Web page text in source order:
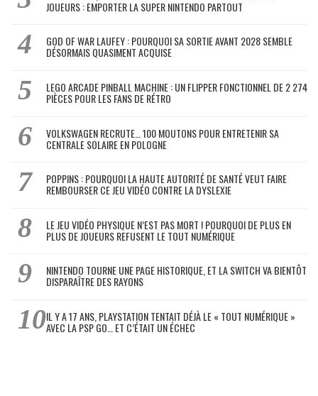
JOUEURS : EMPORTER LA SUPER NINTENDO PARTOUT
GOD OF WAR LAUFEY : POURQUOI SA SORTIE AVANT 2028 SEMBLE
DÉSORMAIS QUASIMENT ACQUISE
LEGO ARCADE PINBALL MACHINE : UN FLIPPER FONCTIONNEL DE 2 274
PIÈCES POUR LES FANS DE RÉTRO
VOLKSWAGEN RECRUTE… 100 MOUTONS POUR ENTRETENIR SA
CENTRALE SOLAIRE EN POLOGNE
POPPINS : POURQUOI LA HAUTE AUTORITÉ DE SANTÉ VEUT FAIRE
REMBOURSER CE JEU VIDÉO CONTRE LA DYSLEXIE
LE JEU VIDÉO PHYSIQUE N’EST PAS MORT ! POURQUOI DE PLUS EN
PLUS DE JOUEURS REFUSENT LE TOUT NUMÉRIQUE
NINTENDO TOURNE UNE PAGE HISTORIQUE, ET LA SWITCH VA BIENTÔT
DISPARAÎTRE DES RAYONS
IL Y A 17 ANS, PLAYSTATION TENTAIT DÉJÀ LE « TOUT NUMÉRIQUE »
AVEC LA PSP GO… ET C’ÉTAIT UN ÉCHEC